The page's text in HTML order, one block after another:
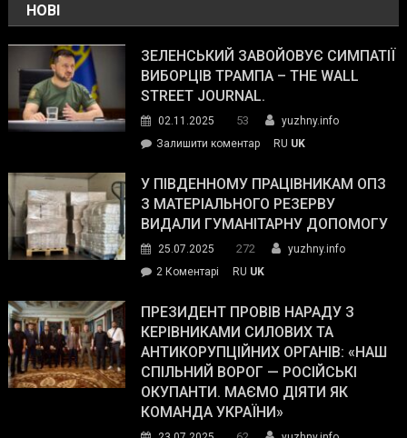
НОВІ
ЗЕЛЕНСЬКИЙ ЗАВОЙОВУЄ СИМПАТІЇ
ВИБОРЦІВ ТРАМПА – THE WALL
STREET JOURNAL.
02.11.2025 53
yuzhny.info
Залишити коментарon
завойовує
симпатії
виборців
The
Street
Journal.
RU UK
У ПІВДЕННОМУ ПРАЦІВНИКАМ ОПЗ
З МАТЕРІАЛЬНОГО РЕЗЕРВУ
ВИДАЛИ ГУМАНІТАРНУ ДОПОМОГУ
25.07.2025 272
yuzhny.info
2 Коментарі
Південному
працівникам
ОПЗ
з
матеріального
резерву
RU UK
ПРЕЗИДЕНТ ПРОВІВ НАРАДУ З
КЕРІВНИКАМИ СИЛОВИХ ТА
АНТИКОРУПЦІЙНИХ ОРГАНІВ: «НАШ
СПІЛЬНИЙ ВОРОГ — РОСІЙСЬКІ
ОКУПАНТИ. МАЄМО ДІЯТИ ЯК
КОМАНДА УКРАЇНИ»